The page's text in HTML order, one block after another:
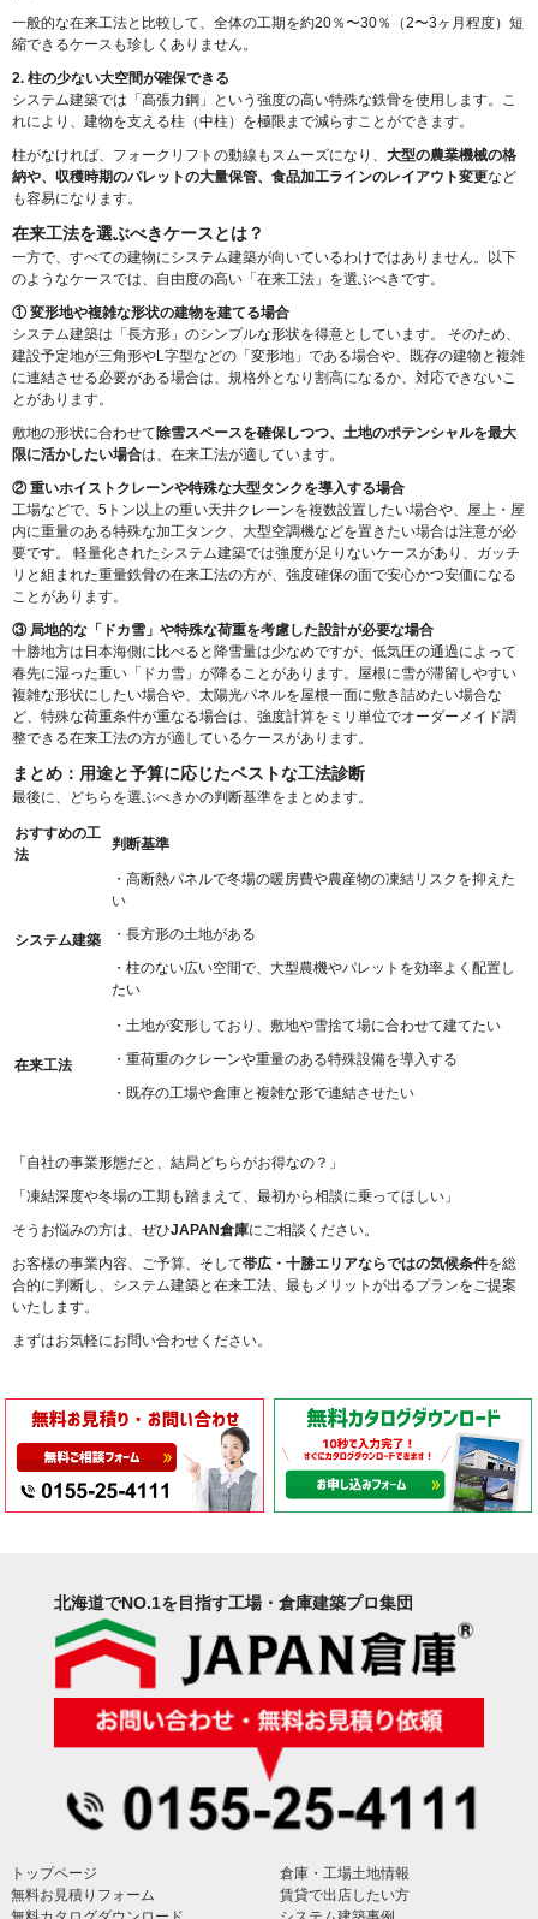
一般的な在来工法と比較して、全体の工期を約20％〜30％（2〜3ヶ月程度）短
縮できるケースも珍しくありません。
2. 柱の少ない大空間が確保できる
システム建築では「高張力鋼」という強度の高い特殊な鉄骨を使用します。こ
れにより、建物を支える柱（中柱）を極限まで減らすことができます。
柱がなければ、フォークリフトの動線もスムーズになり、 大型の農業機械の格
納や、収穫時期のパレットの大量保管、食品加工ラインのレイアウト変更など
も容易になります。
在来工法を選ぶべきケースとは？
一方で、すべての建物にシステム建築が向いているわけではありません。以下
のようなケースでは、自由度の高い「在来工法」を選ぶべきです。
① 変形地や複雑な形状の建物を建てる場合
システム建築は「長方形」のシンプルな形状を得意としています。 そのため、
建設予定地が三角形やL字型などの「変形地」である場合や、既存の建物と複雑
に連結させる必要がある場合は、規格外となり割高になるか、対応できないこ
とがあります。
敷地の形状に合わせて 除雪スペースを確保しつつ、土地のポテンシャルを最大
限に活かしたい場合は、在来工法が適しています。
② 重いホイストクレーンや特殊な大型タンクを導入する場合
工場などで、5トン以上の重い天井クレーンを複数設置したい場合や、屋上・屋
内に重量のある特殊な加工タンク、大型空調機などを置きたい場合は注意が必
要です。 軽量化されたシステム建築では強度が足りないケースがあり、ガッチ
リと組まれた重量鉄骨の在来工法の方が、強度確保の面で安心かつ安価になる
ことがあります。
③ 局地的な「ドカ雪」や特殊な荷重を考慮した設計が必要な場合
十勝地方は日本海側に比べると降雪量は少なめですが、低気圧の通過によって
春先に湿った重い「ドカ雪」が降ることがあります。屋根に雪が滞留しやすい
複雑な形状にしたい場合や、太陽光パネルを屋根一面に敷き詰めたい場合な
ど、特殊な荷重条件が重なる場合は、強度計算をミリ単位でオーダーメイド調
整できる在来工法の方が適しているケースがあります。
まとめ：用途と予算に応じたベストな工法診断
最後に、どちらを選ぶべきかの判断基準をまとめます。
おすすめの工
法
判断基準
システム建築
・高断熱パネルで冬場の暖房費や農産物の凍結リスクを抑えた
い
・長方形の土地がある
・柱のない広い空間で、大型農機やパレットを効率よく配置し
たい
在来工法
・土地が変形しており、敷地や雪捨て場に合わせて建てたい
・重荷重のクレーンや重量のある特殊設備を導入する
・既存の工場や倉庫と複雑な形で連結させたい
「自社の事業形態だと、結局どちらがお得なの？」
「凍結深度や冬場の工期も踏まえて、最初から相談に乗ってほしい」
そうお悩みの方は、ぜひJAPAN倉庫にご相談ください。
お客様の事業内容、ご予算、そして帯広・十勝エリアならではの気候条件を総
合的に判断し、システム建築と在来工法、最もメリットが出るプランをご提案
いたします。
まずはお気軽にお問い合わせください。
北海道でNO.1を目指す工場・倉庫建築プロ集団
トップページ
無料お見積りフォーム
倉庫・工場土地情報
賃貸で出店したい方